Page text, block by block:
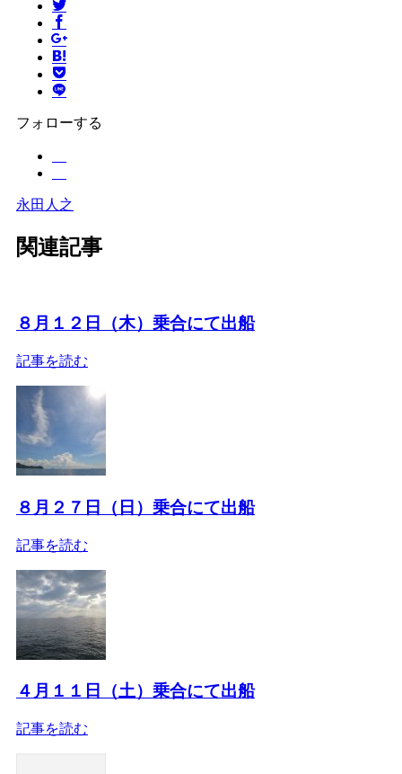
フォローする
永田人之
関連記事
８月１２日（木）乗合にて出船
記事を読む
８月２７日（日）乗合にて出船
記事を読む
４月１１日（土）乗合にて出船
記事を読む